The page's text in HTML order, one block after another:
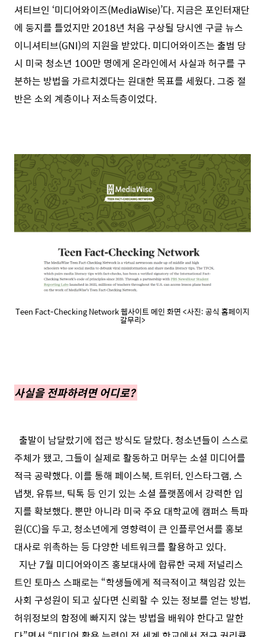
셔티브인 ‘미디어와이즈(MediaWise)’다. 지금은 포인터재단
에 둥지를 틀었지만 2018년 처음 구상될 당시엔 구글 뉴스
이니셔티브(GNI)의 지원을 받았다. 미디어와이즈는 출범 당
시 미국 청소년 100만 명에게 온라인에서 사실과 허구를 구
분하는 방법을 가르치겠다는 원대한 목표를 세웠다. 그중 절
반은 소외 계층이나 저소득층이었다.
Teen Fact-Checking Network 웹사이트 메인 화면 <사진: 공식 홈페이지
갈무리>
사실을 전파하려면 어디로?
출발이 남달랐기에 접근 방식도 달랐다. 청소년들이 스스로
주체가 됐고, 그들이 실제로 활동하고 머무는 소셜 미디어를
적극 공략했다. 이를 통해 페이스북, 트위터, 인스타그램, 스
냅챗, 유튜브, 틱톡 등 인기 있는 소셜 플랫폼에서 강력한 입
지를 확보했다. 뿐만 아니라 미국 주요 대학교에 캠퍼스 특파
원(CC)을 두고, 청소년에게 영향력이 큰 인플루언서를 홍보
대사로 위촉하는 등 다양한 네트워크를 활용하고 있다.
지난 7월 미디어와이즈 홍보대사에 합류한 국제 저널리스
트인 토마스 스패로는 “학생들에게 적극적이고 책임감 있는
사회 구성원이 되고 싶다면 신뢰할 수 있는 정보를 얻는 방법,
허위정보의 함정에 빠지지 않는 방법을 배워야 한다고 말한